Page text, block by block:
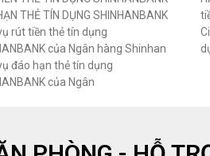
THẺ TÍN DỤNG SHINHANBANK
rút tiền thẻ tín dụng
của Ngân hàng Shinhan
đáo hạn thẻ tín dụng
của Ngân